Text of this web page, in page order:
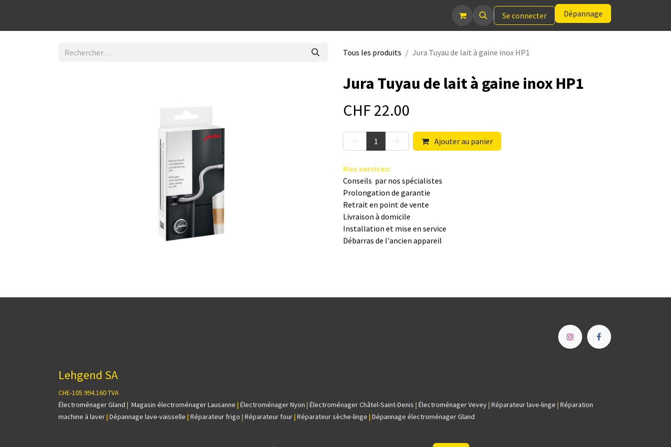
Se connecter Dépannage
Tous les produits Jura Tuyau de lait à gaine inox HP1
Jura Tuyau de lait à gaine inox HP1
CHF 22.00
Ajouter au panier
Nos s​ervices:
Conseils par nos spé​cialistes
Prolongation de garantie
Retrait en point de vente
Livraison à domicile
Installation et mise en service
Débarras de l'ancien appareil
Lehgend SA
CHE-105.994.160 TVA
Électroménager Gland | Magasin électroménager Lausanne | Électroménager Nyon | Électroménager Châtel-Saint-Denis | Électroménager Vevey| Réparateur lave-linge | Réparation
machine à laver| Dépannage lave-vaisselle | Réparateur frigo | Réparateur four| Réparateur sèche-linge | Dépannage électroménager Gland